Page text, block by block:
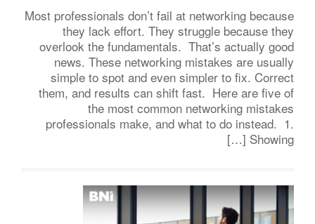
Most professionals don’t fail at networking because
they lack effort. They struggle because they
overlook the fundamentals. That’s actually good
news. These networking mistakes are usually
simple to spot and even simpler to fix. Correct
them, and results can shift fast. Here are five of
the most common networking mistakes
professionals make, and what to do instead. 1.
Showing […]